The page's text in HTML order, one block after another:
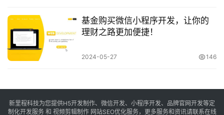
基金购买微信小程序开发，让你的
理财之路更加便捷！
2024-05-27 146
新里程科技为您提供H5开发制作、微信开发、小程序开发、品牌官网开发等定
制化开发服务 和 视频剪辑制作 网站SEO优化服务，更多服务和资讯请联系在线